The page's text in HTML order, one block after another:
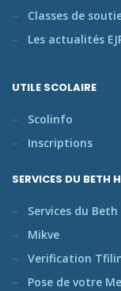
Classes de
Les actualités
UTILE SCOLAIRE
Scolinfo
Inscriptions
SERVICES DU BETH
Services du
Mikve
Verification
Pose de votre